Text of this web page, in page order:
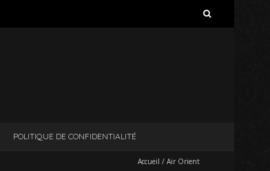
POLITIQUE DE CONFIDENTIALITÉ
Accueil /Air Orient